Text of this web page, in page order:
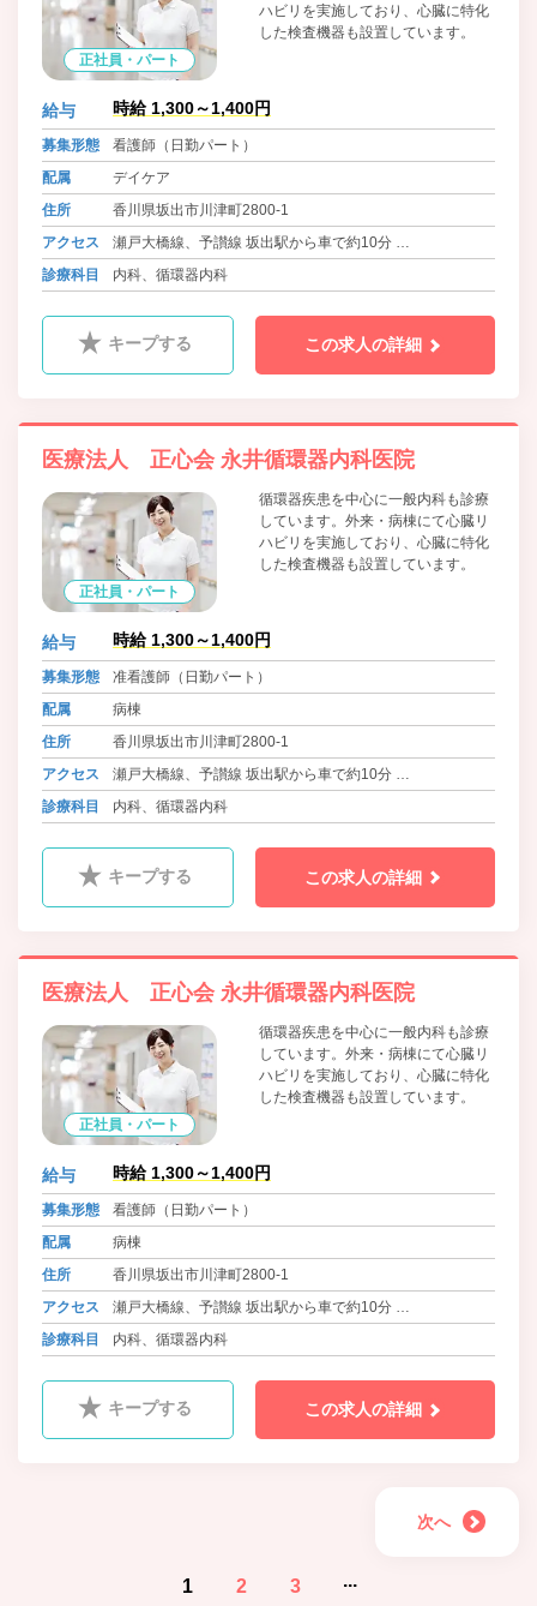
正社員・パート
ハビリを実施しており、心臓に特化
した検査機器も設置しています。
給与 時給 1,300～1,400円
募集形態
看護師（日勤パート）
配属
デイケア
住所
香川県坂出市川津町2800-1
アクセス
瀬戸大橋線、予讃線 坂出駅から車で約10分
バス 琴参バス 永井整形外科前バス停 徒歩1分
診療科目 内科、循環器内科
キープする この求人の詳細
医療法人 正心会 永井循環器内科医院
正社員・パート
循環器疾患を中心に一般内科も診療
しています。外来・病棟にて心臓リ
ハビリを実施しており、心臓に特化
した検査機器も設置しています。
給与 時給 1,300～1,400円
募集形態
准看護師（日勤パート）
配属
病棟
住所
香川県坂出市川津町2800-1
アクセス
瀬戸大橋線、予讃線 坂出駅から車で約10分
バス 琴参バス 永井整形外科前バス停 徒歩1分
診療科目 内科、循環器内科
キープする この求人の詳細
医療法人 正心会 永井循環器内科医院
正社員・パート
循環器疾患を中心に一般内科も診療
しています。外来・病棟にて心臓リ
ハビリを実施しており、心臓に特化
した検査機器も設置しています。
給与 時給 1,300～1,400円
募集形態
看護師（日勤パート）
配属
病棟
住所
香川県坂出市川津町2800-1
アクセス
瀬戸大橋線、予讃線 坂出駅から車で約10分
バス 琴参バス 永井整形外科前バス停 徒歩1分
診療科目 内科、循環器内科
キープする この求人の詳細
次へ
1 2 3 ...